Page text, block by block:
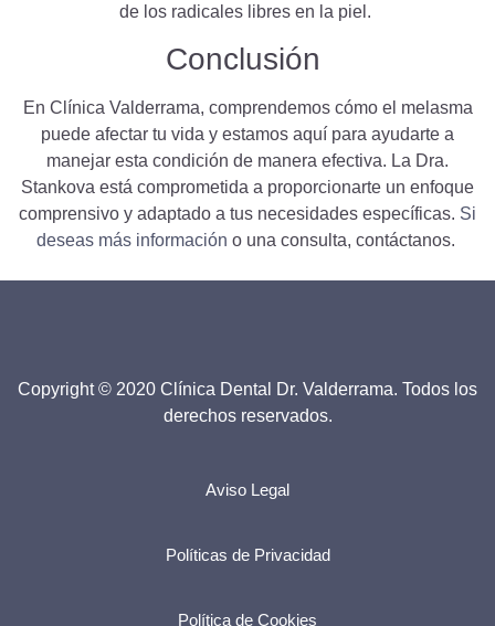
de los radicales libres en la piel.
Conclusión
En Clínica Valderrama, comprendemos cómo el melasma
puede afectar tu vida y estamos aquí para ayudarte a
manejar esta condición de manera efectiva. La Dra.
Stankova está comprometida a proporcionarte un enfoque
comprensivo y adaptado a tus necesidades específicas. Si
deseas más información o una consulta, contáctanos.
Copyright © 2020 Clínica Dental Dr. Valderrama. Todos los
derechos reservados.
Aviso Legal
Políticas de Privacidad
Política de Cookies